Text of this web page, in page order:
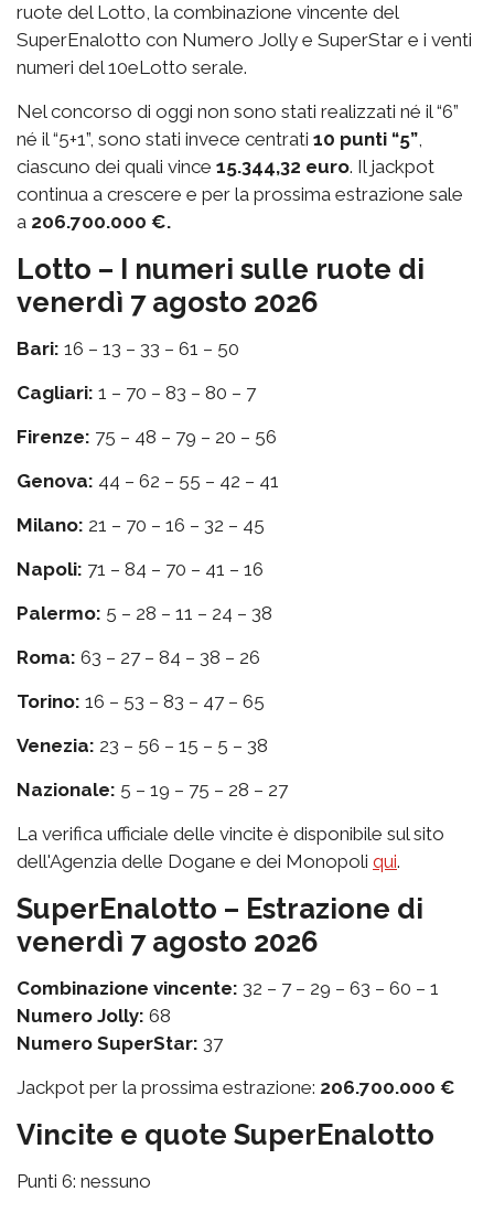
ruote del Lotto, la combinazione vincente del
SuperEnalotto con Numero Jolly e SuperStar e i venti
numeri del 10eLotto serale.
Nel concorso di oggi non sono stati realizzati né il “6”
né il “5+1”, sono stati invece centrati 10 punti “5”,
ciascuno dei quali vince 15.344,32 euro. Il jackpot
continua a crescere e per la prossima estrazione sale
a 206.700.000 €.
Lotto – I numeri sulle ruote di
venerdì 7 agosto 2026
Bari: 16 – 13 – 33 – 61 – 50
Cagliari: 1 – 70 – 83 – 80 – 7
Firenze: 75 – 48 – 79 – 20 – 56
Genova: 44 – 62 – 55 – 42 – 41
Milano: 21 – 70 – 16 – 32 – 45
Napoli: 71 – 84 – 70 – 41 – 16
Palermo: 5 – 28 – 11 – 24 – 38
Roma: 63 – 27 – 84 – 38 – 26
Torino: 16 – 53 – 83 – 47 – 65
Venezia: 23 – 56 – 15 – 5 – 38
Nazionale: 5 – 19 – 75 – 28 – 27
La verifica ufficiale delle vincite è disponibile sul sito
dell'Agenzia delle Dogane e dei Monopoli qui.
SuperEnalotto – Estrazione di
venerdì 7 agosto 2026
Combinazione vincente: 32 – 7 – 29 – 63 – 60 – 1
Numero Jolly: 68
Numero SuperStar: 37
Jackpot per la prossima estrazione: 206.700.000 €
Vincite e quote SuperEnalotto
Punti 6: nessuno